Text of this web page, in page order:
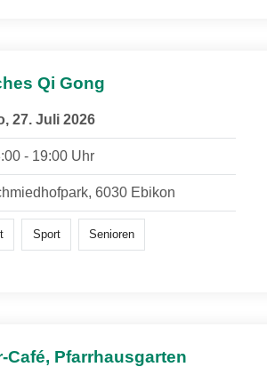
Qi Gong
27. Juli 2026
- 19:00 Uhr
6030 Ebikon
Sport Senioren
Café, Pfarrhausgarten